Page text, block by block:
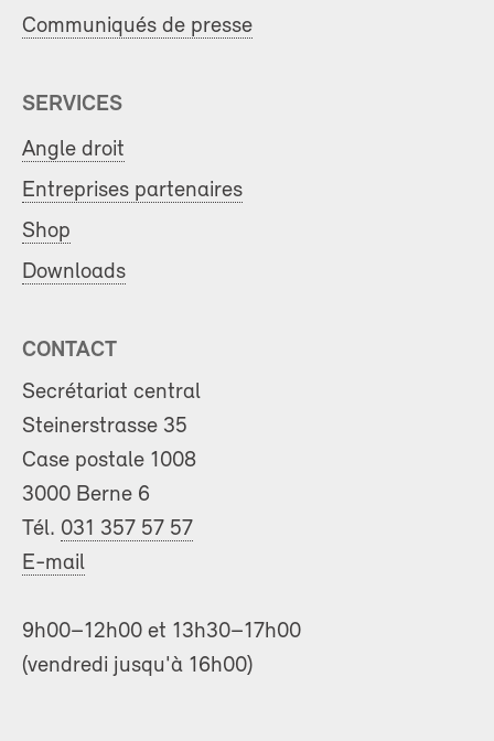
Communiqués de presse
SERVICES
Angle droit
Entreprises partenaires
Shop
Downloads
CONTACT
Secrétariat central
Steinerstrasse 35
Case postale 1008
3000 Berne 6
Tél. 031 357 57 57
E-mail
9h00–12h00 et 13h30–17h00
(vendredi jusqu'à 16h00)